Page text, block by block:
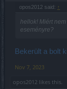
opos2012 said: ↑
hellok! Miért
eseményre?
Bekerült a bolt
Nov 7, 2023
opos2012 likes this.